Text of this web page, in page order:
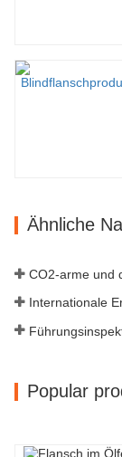
Ähnliche
Popular